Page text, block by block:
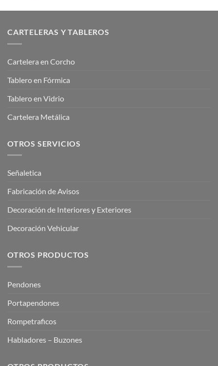
CARTELERAS Y TABLEROS
Cartelera en Corcho
Tablero en Fórmica
Tablero en Vidrio
Cartelera Metálica
OTROS SERVICIOS
Señaletica
Fabricación de Avisos
Decoración de Interiores y Exteriores
Decoración Vehicular
OTROS PRODUCTOS
Pendones
Portapendones
Rompetraficos
Habladores – Buzones